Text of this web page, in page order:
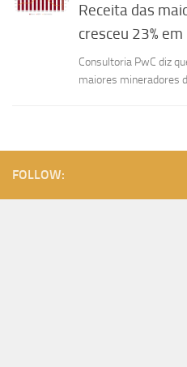
Receita das
cresceu 23%
Consultoria PwC diz
maiores mineradores
FOLLOW: